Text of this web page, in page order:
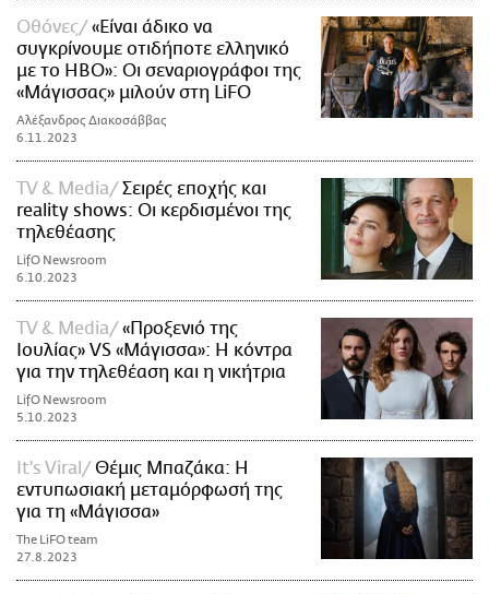
Οθόνες
«Είναι άδικο να
συγκρίνουμε οτιδήποτε ελληνικό
με το HBO»: Οι σεναριογράφοι της
«Μάγισσας» μιλούν στη LiFO
Αλέξανδρος Διακοσάββας
6.11.2023
TV & Media
Σειρές εποχής και
reality shows: Οι κερδισμένοι της
τηλεθέασης
LifO Newsroom
6.10.2023
TV & Media
«Προξενιό της
Ιουλίας» VS «Μάγισσα»: Η κόντρα
για την τηλεθέαση και η νικήτρια
LifO Newsroom
5.10.2023
It's Viral
Θέμις Μπαζάκα: Η
εντυπωσιακή μεταμόρφωσή της
για τη «Μάγισσα»
The LiFO team
27.8.2023